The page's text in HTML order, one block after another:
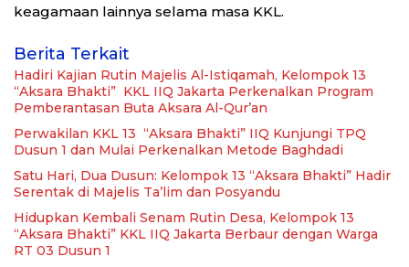
keagamaan lainnya selama masa KKL.
Berita Terkait
Hadiri Kajian Rutin Majelis Al-Istiqamah, Kelompok 13
“Aksara Bhakti” KKL IIQ Jakarta Perkenalkan Program
Pemberantasan Buta Aksara Al-Qur’an
Perwakilan KKL 13 “Aksara Bhakti” IIQ Kunjungi TPQ
Dusun 1 dan Mulai Perkenalkan Metode Baghdadi
Satu Hari, Dua Dusun: Kelompok 13 “Aksara Bhakti” Hadir
Serentak di Majelis Ta’lim dan Posyandu
Hidupkan Kembali Senam Rutin Desa, Kelompok 13
“Aksara Bhakti” KKL IIQ Jakarta Berbaur dengan Warga
RT 03 Dusun 1